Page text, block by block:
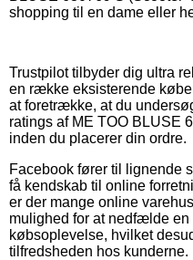
shopping til en dame eller
Trustpilot tilbyder dig ultra
en række eksisterende
at foretrække, at du
ratings af ME TOO BLUSE
inden du placerer din ordre.
Facebook fører til lignende
få kendskab til online
er der mange online
mulighed for at nedfælde en
købsoplevelse, hvilket
tilfredsheden hos kunderne.